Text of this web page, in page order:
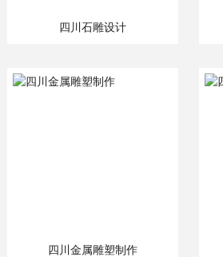
四川石雕设计
四川金属雕塑制作